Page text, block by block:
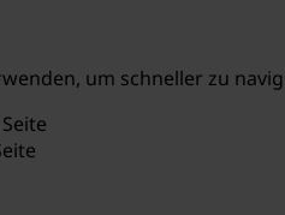
um schneller zu